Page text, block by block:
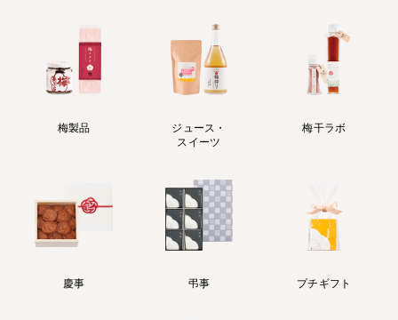
梅製品
ジュース・
スイーツ
梅干ラボ
慶事 弔事 プチギフト